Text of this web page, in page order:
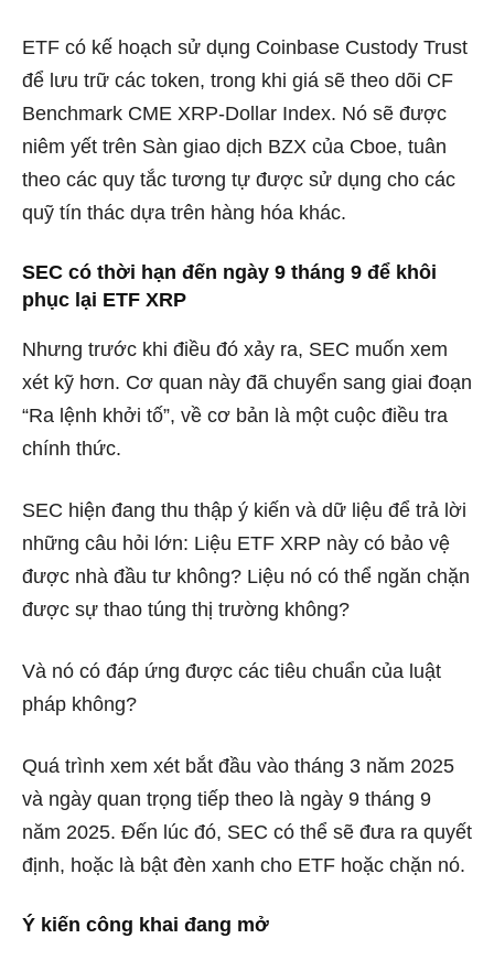
ETF có kế hoạch sử dụng Coinbase Custody Trust
để lưu trữ các token, trong khi giá sẽ theo dõi CF
Benchmark CME XRP-Dollar Index. Nó sẽ được
niêm yết trên Sàn giao dịch BZX của Cboe, tuân
theo các quy tắc tương tự được sử dụng cho các
quỹ tín thác dựa trên hàng hóa khác.
SEC có thời hạn đến ngày 9 tháng 9 để khôi
phục lại ETF XRP
Nhưng trước khi điều đó xảy ra, SEC muốn xem
xét kỹ hơn. Cơ quan này đã chuyển sang giai đoạn
“Ra lệnh khởi tố”, về cơ bản là một cuộc điều tra
chính thức.
SEC hiện đang thu thập ý kiến ​​và dữ liệu để trả lời
những câu hỏi lớn: Liệu ETF XRP này có bảo vệ
được nhà đầu tư không? Liệu nó có thể ngăn chặn
được sự thao túng thị trường không?
Và nó có đáp ứng được các tiêu chuẩn của luật
pháp không?
Quá trình xem xét bắt đầu vào tháng 3 năm 2025
và ngày quan trọng tiếp theo là ngày 9 tháng 9
năm 2025. Đến lúc đó, SEC có thể sẽ đưa ra quyết
định, hoặc là bật đèn xanh cho ETF hoặc chặn nó.
Ý kiến ​​công khai đang mở